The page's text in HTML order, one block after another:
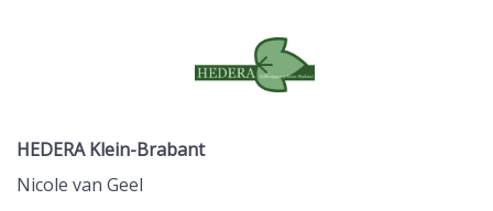
HEDERA Klein-Brabant
Nicole van Geel